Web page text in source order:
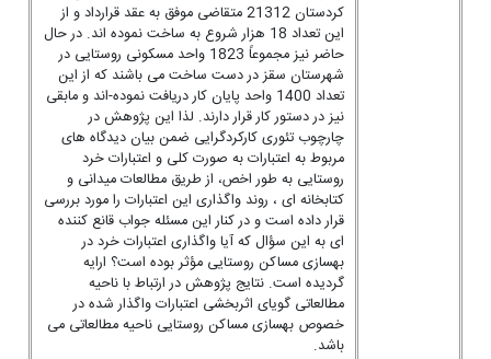
کردستان 21312 متقاضی موفق به عقد قرارداد و از
این تعداد 18 هزار شروع به ساخت نموده اند. در حال
حاضر نیز مجموعاً 1823 واحد مسکونی روستایی در
شهرستان سقز در دست ساخت می باشند که از این
تعداد 1400 واحد پایان کار دریافت نموده-اند و مابقی
نیز در دستور کار قرار دارند. لذا این پژوهش در
چارچوب تئوری کارکردگرایی ضمن بیان دیدگاه های
مربوط به اعتبارات به صورت کلی و اعتبارات خرد
روستایی به طور اخص، از طریق مطالعات میدانی و
کتابخانه ای ، روند واگذاری این اعتبارات را مورد بررسی
قرار داده است و در کنار این مسئله جواب قانع کننده
ای به این سؤال که آیا واگذاری اعتبارات خرد در
بهسازی مساکن روستایی مؤثر بوده است؟ ارایه
گردیده است. نتایج پژوهش در ارتباط با ناحیه
مطالعاتی گویای اثربخشی اعتبارات واگذار شده در
خصوص بهسازی مساکن روستایی ناحیه مطالعاتی می
باشد.